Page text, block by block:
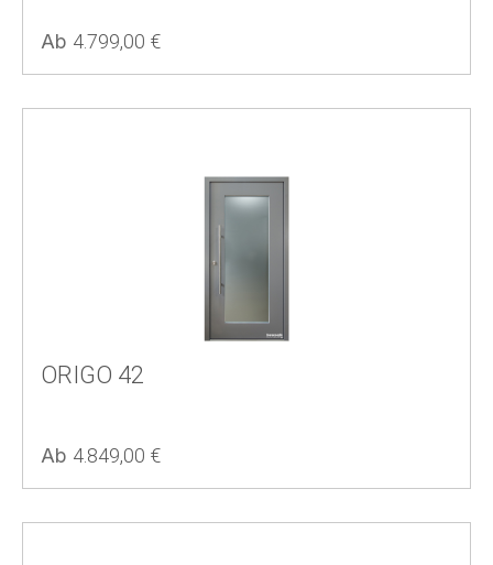
Regulärer Preis:
Ab 4.799,00 €
ORIGO 42
Regulärer Preis:
Ab 4.849,00 €